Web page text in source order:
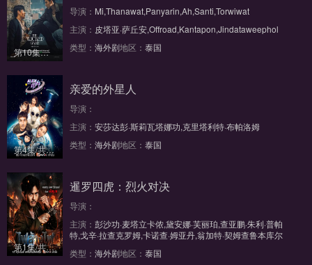
第10集完结
导演： Mi,Thanawat,Panyarin,Ah,Santi,Torwiwat
主演： 皮塔亚·萨丘安,Offroad,Kantapon,Jindataweephol
类型： 海外剧地区： 泰国
第4集/共6集
亲爱的外星人
导演：
主演： 安莎达彭·斯莉瓦塔娜功,克里塔利特·布帕洛姆
类型： 海外剧地区： 泰国
第1集/共6集
暹罗四虎：烈火对决
导演：
主演： 彭沙功·麦塔立卡侬,黛安娜·芙丽珀,查亚鹏·朱利·普帕
特,戈辛·拉查克罗姆,卡诺查·姆亚丹,翁加特·契姆查鲁本库尔
类型： 海外剧地区： 泰国